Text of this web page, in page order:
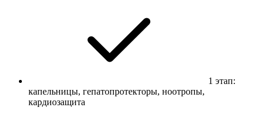
1 этап:
капельницы, гепатопротекторы, ноотропы,
кардиозащита